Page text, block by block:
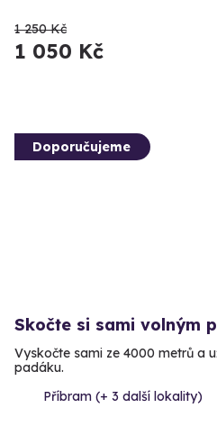
1 250 Kč
1 050 Kč
Doporučujeme
Skočte si sami volným
Vyskočte sami ze 4000 metrů a
padáku.
Příbram (+ 3 další lokality)